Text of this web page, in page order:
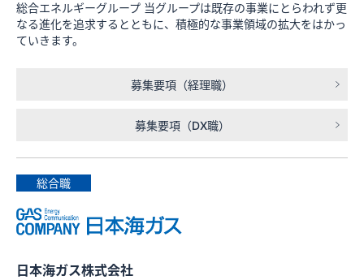
総合エネルギーグループ 当グループは既存の事業にとらわれず更
なる進化を追求するとともに、積極的な事業領域の拡大をはかっ
ていきます。
募集要項（経理職）
募集要項（DX職）
総合職
日本海ガス株式会社